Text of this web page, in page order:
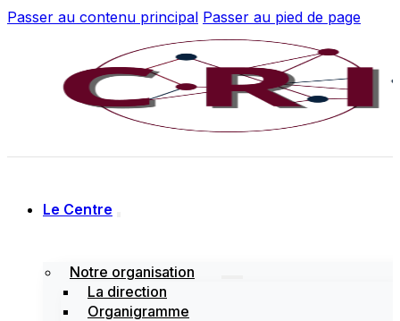
Passer au contenu principal Passer au pied de page
Le Centre
Notre organisation
La direction
Organigramme